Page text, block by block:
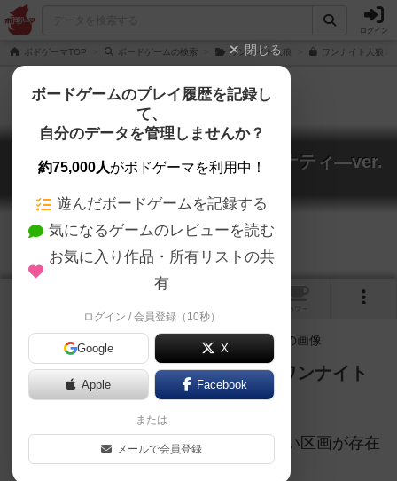
ログイン
ボドゲーマTOP ボードゲームの検索 ワンナイト人狼 ワンナイト人狼
ワンナイト人狼：秘密結社ヤルミナティ―ver.
One night werewolf: yaruminati ver
『秘密結社ヤルミナティ―』が『ワンナイト
人狼』とコラボレーション！
とある都会の片隅に、人が寄り付かない区画が存在
するという。
閉じる
ボードゲームのプレイ履歴を記録し
て、
自分のデータを管理しませんか？
約75,000人がボドゲーマを利用中！
遊んだボードゲームを記録する
気になるゲームのレビューを読む
お気に入り作品・所有リストの共
有
ログイン / 会員登録（10秒）
Google X
Apple Facebook
または
メールで会員登録